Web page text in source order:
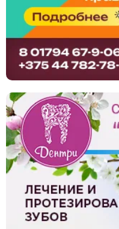
Ландшафтный
Клининг,